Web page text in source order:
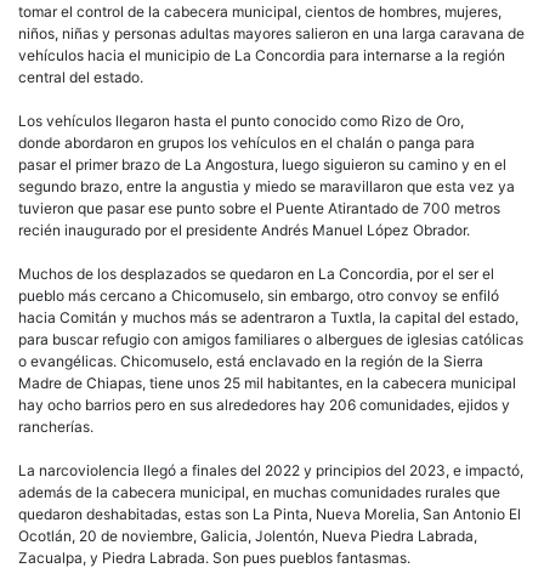
tomar el control de la cabecera municipal, cientos de hombres, mujeres,
niños, niñas y personas adultas mayores salieron en una larga caravana de
vehículos hacia el municipio de La Concordia para internarse a la región
central del estado.
Los vehículos llegaron hasta el punto conocido como Rizo de Oro,
donde abordaron en grupos los vehículos en el chalán o panga para
pasar el primer brazo de La Angostura, luego siguieron su camino y en el
segundo brazo, entre la angustia y miedo se maravillaron que esta vez ya
tuvieron que pasar ese punto sobre el Puente Atirantado de 700 metros
recién inaugurado por el presidente Andrés Manuel López Obrador.
Muchos de los desplazados se quedaron en La Concordia, por el ser el
pueblo más cercano a Chicomuselo, sin embargo, otro convoy se enfiló
hacia Comitán y muchos más se adentraron a Tuxtla, la capital del estado,
para buscar refugio con amigos familiares o albergues de iglesias católicas
o evangélicas. Chicomuselo, está enclavado en la región de la Sierra
Madre de Chiapas, tiene unos 25 mil habitantes, en la cabecera municipal
hay ocho barrios pero en sus alrededores hay 206 comunidades, ejidos y
rancherías.
La narcoviolencia llegó a finales del 2022 y principios del 2023, e impactó,
además de la cabecera municipal, en muchas comunidades rurales que
quedaron deshabitadas, estas son La Pinta, Nueva Morelia, San Antonio El
Ocotlán, 20 de noviembre, Galicia, Jolentón, Nueva Piedra Labrada,
Zacualpa, y Piedra Labrada. Son pues pueblos fantasmas.